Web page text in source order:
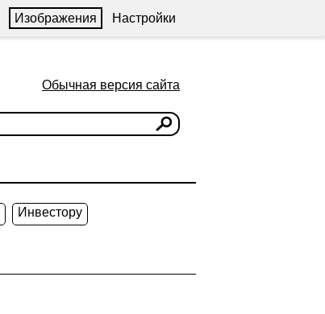
Изображения Настройки
Обычная версия сайта
Инвестору